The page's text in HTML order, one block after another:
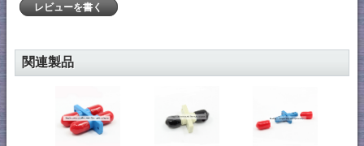
レビューを書く
関連製品